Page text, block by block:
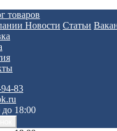
товаров
Новости Статьи
83
18:00